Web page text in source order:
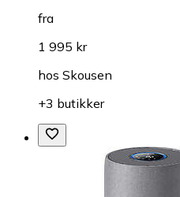
fra
1 995 kr
hos Skousen
+3 butikker